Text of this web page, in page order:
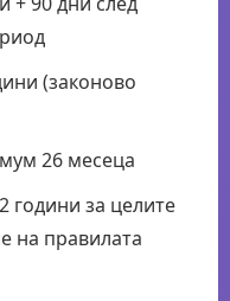
(законово
26 месеца
2 години за целите
на правилата